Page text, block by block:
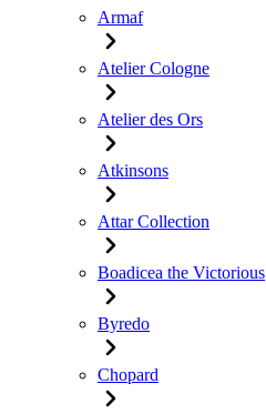
Armaf
Atelier Cologne
Atelier des Ors
Atkinsons
Attar Collection
Boadicea the Victorious
Byredo
Chopard